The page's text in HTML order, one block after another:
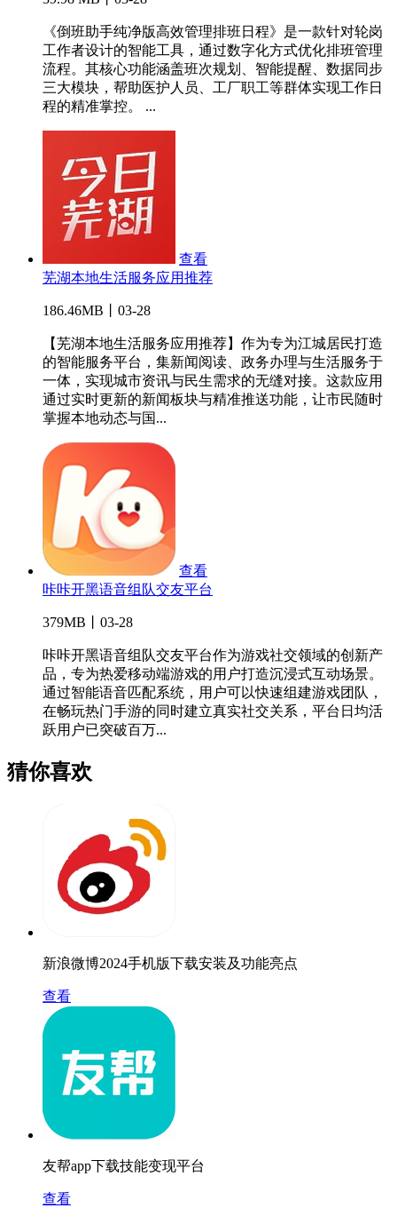
《倒班助手纯净版高效管理排班日程》是一款针对轮岗
工作者设计的智能工具，通过数字化方式优化排班管理
流程。其核心功能涵盖班次规划、智能提醒、数据同步
三大模块，帮助医护人员、工厂职工等群体实现工作日
程的精准掌控。 ...
查看
芜湖本地生活服务应用推荐
186.46MB丨03-28
【芜湖本地生活服务应用推荐】作为专为江城居民打造
的智能服务平台，集新闻阅读、政务办理与生活服务于
一体，实现城市资讯与民生需求的无缝对接。这款应用
通过实时更新的新闻板块与精准推送功能，让市民随时
掌握本地动态与国...
查看
咔咔开黑语音组队交友平台
379MB丨03-28
咔咔开黑语音组队交友平台作为游戏社交领域的创新产
品，专为热爱移动端游戏的用户打造沉浸式互动场景。
通过智能语音匹配系统，用户可以快速组建游戏团队，
在畅玩热门手游的同时建立真实社交关系，平台日均活
跃用户已突破百万...
猜你喜欢
新浪微博2024手机版下载安装及功能亮点
查看
友帮app下载技能变现平台
查看